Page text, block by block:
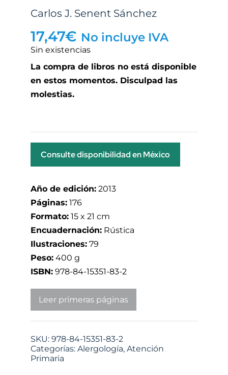
Carlos J. Senent Sánchez
17,47€ No incluye IVA
Sin existencias
La compra de libros no está disponible
en estos momentos. Disculpad las
molestias.
Consulte disponibilidad en México
Año de edición: 2013
Páginas: 176
Formato: 15 x 21 cm
Encuadernación: Rústica
Ilustraciones: 79
Peso: 400 g
ISBN: 978-84-15351-83-2
Leer primeras páginas
SKU: 978-84-15351-83-2
Categorías: Alergología, Atención
Primaria